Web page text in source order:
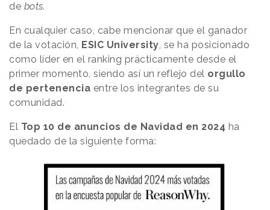
de bots.
En cualquier caso, cabe mencionar que el ganador
de la votación, ESIC University , se ha posicionado
como líder en el ranking prácticamente desde el
primer momento, siendo así un reflejo del orgullo
de pertenencia entre los integrantes de su
comunidad.
El Top 10 de anuncios de Navidad en 2024 ha
quedado de la siguiente forma: